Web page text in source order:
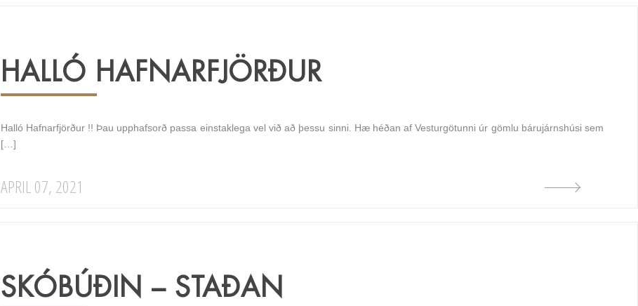
HALLÓ HAFNARFJÖRÐUR
Halló Hafnarfjörður !! Þau upphafsorð passa einstaklega vel við að þessu sinni. Hæ héðan af Vesturgötunni úr gömlu bárujárnshúsi sem
[…]
APRIL 07, 2021
SKÓBÚÐIN – STAÐAN